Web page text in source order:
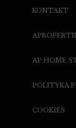
AP HOME
COOKIES
POLITYKA
KONTAKT